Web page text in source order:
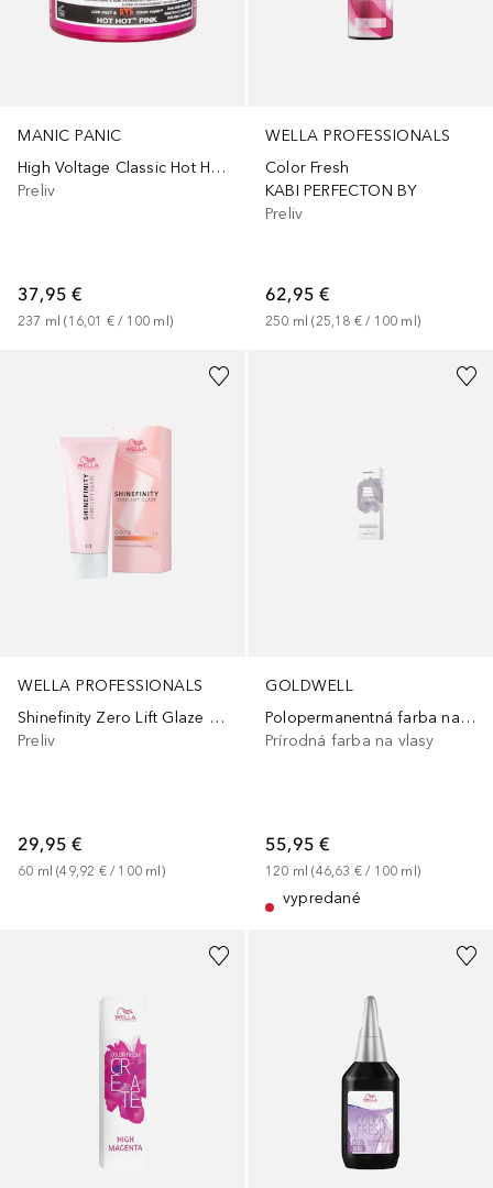
MANIC PANIC
High Voltage Classic Hot Hot Pink
Preliv
37,95 €
237 ml (16,01 € / 100 ml )
WELLA PROFESSIONALS
Color Fresh
KABI PERFECTON BY
Preliv
62,95 €
250 ml (25,18 € / 100 ml )
WELLA PROFESSIONALS
Shinefinity Zero Lift Glaze with balanced pH technology
Preliv
29,95 €
60 ml (49,92 € / 100 ml )
GOLDWELL
Polopermanentná farba na vlasy bez obsahu oxidov
Prírodná farba na vlasy
55,95 €
120 ml (46,63 € / 100 ml )
vypredané